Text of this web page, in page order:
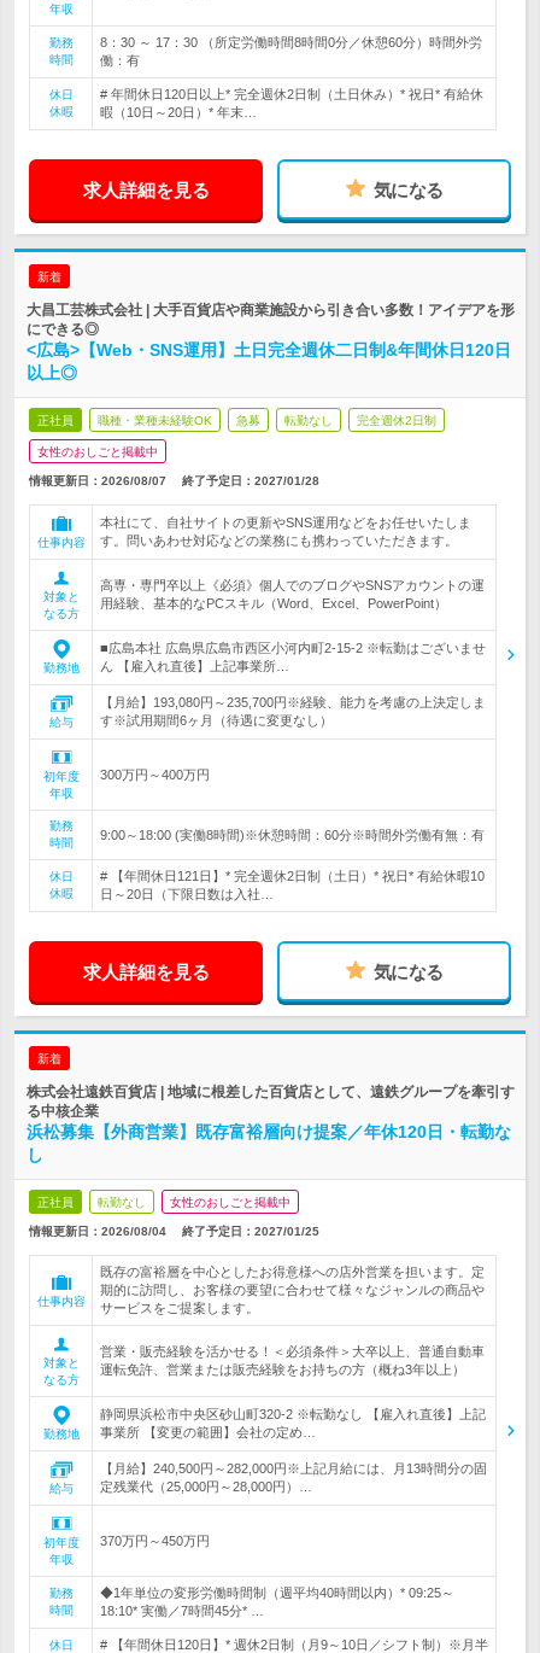
年収
勤務
時間
8：30 ～ 17：30 （所定労働時間8時間0分／休憩60分）時間外労
働：有
休日
休暇
# 年間休日120日以上* 完全週休2日制（土日休み）* 祝日* 有給休
暇（10日～20日）* 年末…
求人詳細を見る 気になる
新着
大昌工芸株式会社 | 大手百貨店や商業施設から引き合い多数！アイデアを形
にできる◎
<広島>【Web・SNS運用】土日完全週休二日制&年間休日120日
以上◎
正社員 職種・業種未経験OK 急募 転勤なし 完全週休2日制
女性のおしごと掲載中
情報更新日：2026/08/07 終了予定日： 2027/01/28
仕事内容
本社にて、自社サイトの更新やSNS運用などをお任せいたしま
す。問いあわせ対応などの業務にも携わっていただきます。
対象と
なる方
高専・専門卒以上《必須》個人でのブログやSNSアカウントの運
用経験、基本的なPCスキル（Word、Excel、PowerPoint）
勤務地
■広島本社 広島県広島市西区小河内町2-15-2 ※転勤はございませ
ん 【雇入れ直後】上記事業所…
給与
【月給】193,080円～235,700円※経験、能力を考慮の上決定しま
す※試用期間6ヶ月（待遇に変更なし）
初年度
年収
300万円～400万円
勤務
時間
9:00～18:00 (実働8時間)※休憩時間：60分※時間外労働有無：有
休日
休暇
# 【年間休日121日】* 完全週休2日制（土日）* 祝日* 有給休暇10
日～20日（下限日数は入社…
求人詳細を見る 気になる
新着
株式会社遠鉄百貨店 | 地域に根差した百貨店として、遠鉄グループを牽引す
る中核企業
浜松募集【外商営業】既存富裕層向け提案／年休120日・転勤な
し
正社員 転勤なし 女性のおしごと掲載中
情報更新日：2026/08/04 終了予定日： 2027/01/25
仕事内容
既存の富裕層を中心としたお得意様への店外営業を担います。定
期的に訪問し、お客様の要望に合わせて様々なジャンルの商品や
サービスをご提案します。
対象と
なる方
営業・販売経験を活かせる！＜必須条件＞大卒以上、普通自動車
運転免許、営業または販売経験をお持ちの方（概ね3年以上）
勤務地
静岡県浜松市中央区砂山町320-2 ※転勤なし 【雇入れ直後】上記
事業所 【変更の範囲】会社の定め…
給与
【月給】240,500円～282,000円※上記月給には、月13時間分の固
定残業代（25,000円～28,000円）…
初年度
年収
370万円～450万円
勤務
時間
◆1年単位の変形労働時間制（週平均40時間以内）* 09:25～
18:10* 実働／7時間45分* …
休日
# 【年間休日120日】* 週休2日制（月9～10日／シフト制）※月半